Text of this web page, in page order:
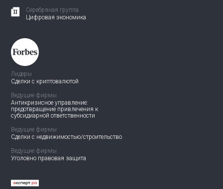
Серебряная группа
Цифровая экономика
Лидеры
Сделки с криптовалютой
Ведущие фирмы
Антикризисное управление:
предотвращение привлечения к
субсидиарной ответственности
Ведущие фирмы
Сделки с недвижимостью/строительство
Ведущие фирмы
Уголовно правовая защита